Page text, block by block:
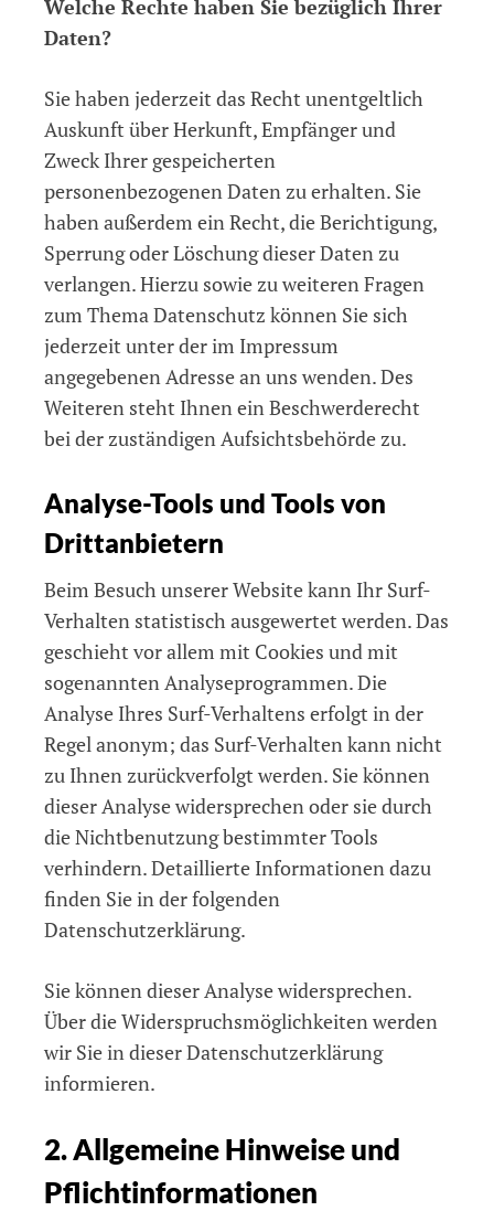
Welche Rechte haben Sie bezüglich Ihrer
Daten?
Sie haben jederzeit das Recht unentgeltlich
Auskunft über Herkunft, Empfänger und
Zweck Ihrer gespeicherten
personenbezogenen Daten zu erhalten. Sie
haben außerdem ein Recht, die Berichtigung,
Sperrung oder Löschung dieser Daten zu
verlangen. Hierzu sowie zu weiteren Fragen
zum Thema Datenschutz können Sie sich
jederzeit unter der im Impressum
angegebenen Adresse an uns wenden. Des
Weiteren steht Ihnen ein Beschwerderecht
bei der zuständigen Aufsichtsbehörde zu.
Analyse-Tools und Tools von
Drittanbietern
Beim Besuch unserer Website kann Ihr Surf-
Verhalten statistisch ausgewertet werden. Das
geschieht vor allem mit Cookies und mit
sogenannten Analyseprogrammen. Die
Analyse Ihres Surf-Verhaltens erfolgt in der
Regel anonym; das Surf-Verhalten kann nicht
zu Ihnen zurückverfolgt werden. Sie können
dieser Analyse widersprechen oder sie durch
die Nichtbenutzung bestimmter Tools
verhindern. Detaillierte Informationen dazu
finden Sie in der folgenden
Datenschutzerklärung.
Sie können dieser Analyse widersprechen.
Über die Widerspruchsmöglichkeiten werden
wir Sie in dieser Datenschutzerklärung
informieren.
2. Allgemeine Hinweise und
Pflichtinformationen